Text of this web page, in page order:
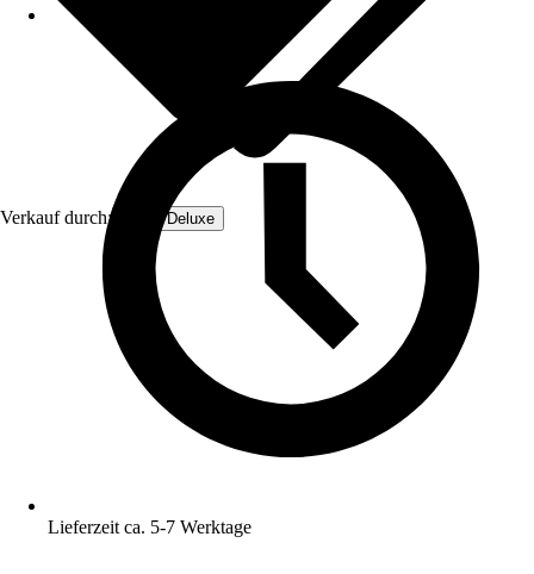
Verkauf durch: Home Deluxe
Lieferzeit ca. 5-7 Werktage